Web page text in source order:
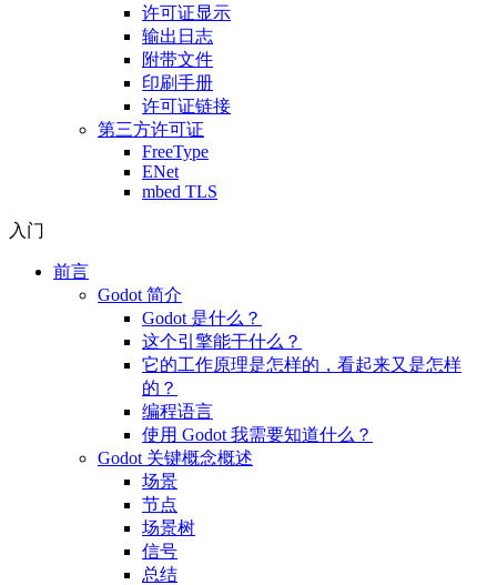
许可证显示
输出日志
附带文件
印刷手册
许可证链接
第三方许可证
FreeType
ENet
mbed TLS
入门
前言
Godot 简介
Godot 是什么？
这个引擎能干什么？
它的工作原理是怎样的，看起来又是怎样
的？
编程语言
使用 Godot 我需要知道什么？
Godot 关键概念概述
场景
节点
场景树
信号
总结